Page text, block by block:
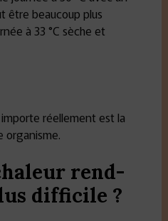
être beaucoup plus
à 33 °C sèche et
réellement est la
organisme.
rend-
difficile ?